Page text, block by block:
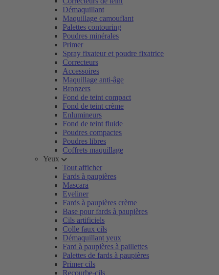
Démaquillant
Maquillage camouflant
Palettes contouring
Poudres minérales
Primer
Spray fixateur et poudre fixatrice
Correcteurs
Accessoires
Maquillage anti-âge
Bronzers
Fond de teint compact
Fond de teint crème
Enlumineurs
Fond de teint fluide
Poudres compactes
Poudres libres
Coffrets maquillage
Yeux
Tout afficher
Fards à paupières
Mascara
Eyeliner
Fards à paupières crème
Base pour fards à paupières
Cils artificiels
Colle faux cils
Démaquillant yeux
Fard à paupières à paillettes
Palettes de fards à paupières
Primer cils
Recourbe-cils